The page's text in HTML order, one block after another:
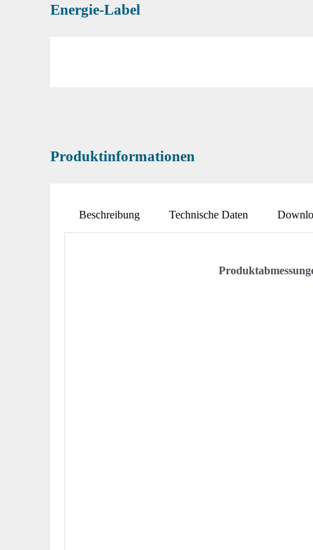
Energie-Label
Produktinformationen
Beschreibung Technische Daten